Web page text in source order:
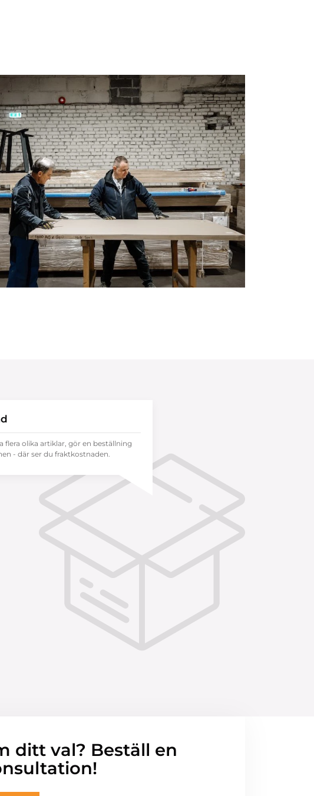
flera olika artiklar, gör en beställning
- där ser du fraktkostnaden.
ditt val? Beställ en